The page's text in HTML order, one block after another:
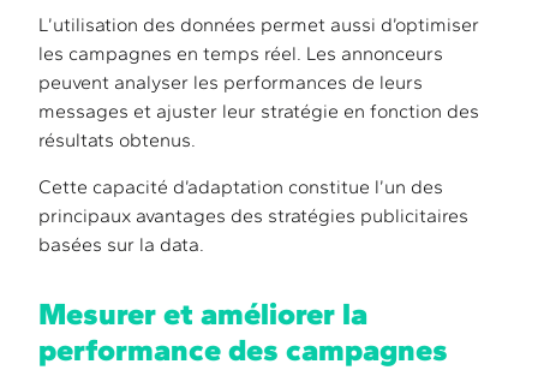
L’utilisation des données permet aussi d’optimiser
les campagnes en temps réel. Les annonceurs
peuvent analyser les performances de leurs
messages et ajuster leur stratégie en fonction des
résultats obtenus.
Cette capacité d’adaptation constitue l’un des
principaux avantages des stratégies publicitaires
basées sur la data.
Mesurer et améliorer la
performance des campagnes